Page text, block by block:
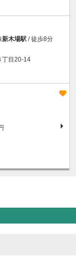
新木場駅 / 徒歩8分
丁目20-14